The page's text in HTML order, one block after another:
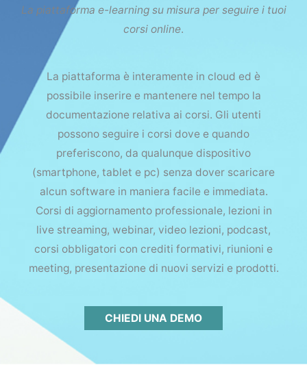
La piattaforma e-learning su misura per seguire i tuoi
corsi online.
La piattaforma è interamente in cloud ed è
possibile inserire e mantenere nel tempo la
documentazione relativa ai corsi. Gli utenti
possono seguire i corsi dove e quando
preferiscono, da qualunque dispositivo
(smartphone, tablet e pc) senza dover scaricare
alcun software in maniera facile e immediata.
Corsi di aggiornamento professionale, lezioni in
live streaming, webinar, video lezioni, podcast,
corsi obbligatori con crediti formativi, riunioni e
meeting, presentazione di nuovi servizi e prodotti.
CHIEDI UNA DEMO